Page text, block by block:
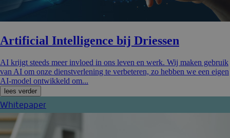
Artificial Intelligence bij Driessen
AI krijgt steeds meer invloed in ons leven en werk. Wij maken gebruik
van AI om onze dienstverlening te verbeteren, zo hebben we een eigen
AI-model ontwikkeld om...
lees verder
Whitepaper